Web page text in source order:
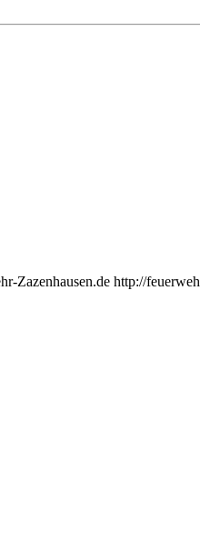
Zazenhausen.de http://